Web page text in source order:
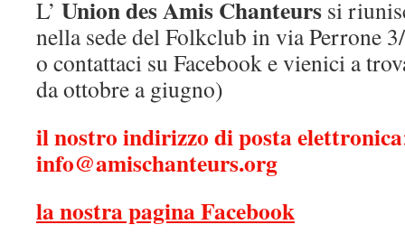
L’ Union des Amis Chanteurs si
nella sede del Folkclub in via Perrone
o contattaci su Facebook e vienici a
da ottobre a giugno)
il nostro indirizzo di posta elettronica
info@amischanteurs.org
la nostra pagina Facebook